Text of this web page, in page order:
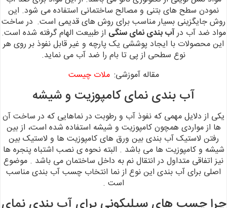
نمودن سطح های بتنی و مصالح ساختمانی استفاده می شود. این
روش جایگزینی بسیار مناسببرای روش های قدیمی است. درساخت
مواد ضد آب درآب بندی نمای سنگی از طبیعت الهام گرفته شده است.
این محصولات با ایجاد پوششی یک پارچه و غیر قابل نفوذ بر روی هر
نوع سطحی از پی تا بام را ضد آب می نماید.
مقاله آموزشی: ملات چیست
آب بندی نمای کامپوزیت و شیشه
یکی از دلایل مهمی که نفوذ آب و رطوبت در نماهایی که در ساخت آن
ها از مواردی همچون کامپوزیت و شیشه استفاده شده است، از بین
رفتن لاستیک آب بندی بین ورق های کامپوزیت ها و لاستیک بین
شیشه و کامپوزیت ها می باشد . البته نحوه ی نصب اشتباه پنجره ها
نیز اتفاقی متداول در انتقال نمبه داخل ساختمان می باشد . موضوع
اصلی برای آب بندی این نوع از نما انتخاب چسب آب بندی مناسب
است .